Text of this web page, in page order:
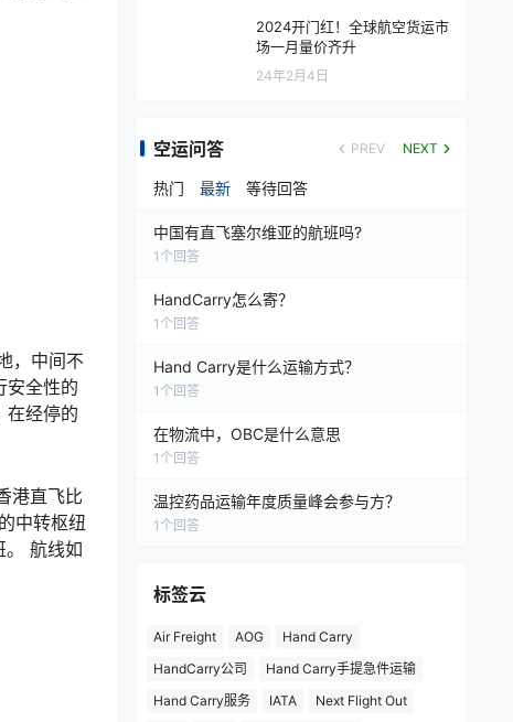
，中间不
安全性的
在经停的
港直飞比
中转枢纽
。 航线如
2024开门红！全球航空货运市
场一月量价齐升
24年2月4日
空运问答 PREV NEXT
热门 最新 等待回答
中国有直飞塞尔维亚的航班吗?
1 个回答
HandCarry怎么寄？
1 个回答
Hand Carry是什么运输方式？
1 个回答
在物流中，OBC是什么意思
1 个回答
温控药品运输年度质量峰会参与方？
1 个回答
标签云
Air Freight AOG
Hand Carry
HandCarry公司
Hand Carry手提急件运输
Hand Carry服务
IATA
Next Flight Out